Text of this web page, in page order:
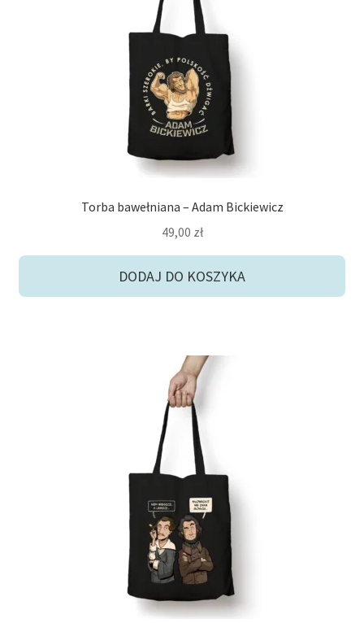
Torba bawełniana – Adam Bickiewicz
49,00 zł
DODAJ DO KOSZYKA